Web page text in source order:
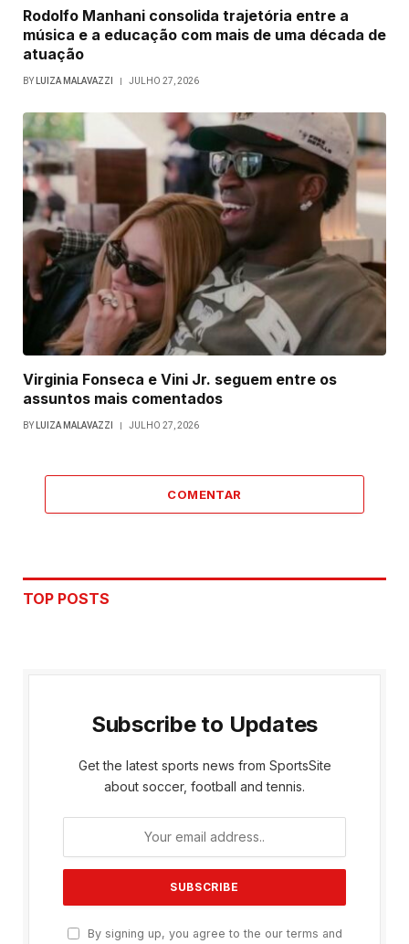
Rodolfo Manhani consolida trajetória entre a
música e a educação com mais de uma década de
atuação
BY LUIZA MALAVAZZI JULHO 27, 2026
Virginia Fonseca e Vini Jr. seguem entre os
assuntos mais comentados
BY LUIZA MALAVAZZI JULHO 27, 2026
COMENTAR
TOP POSTS
Subscribe to Updates
Get the latest sports news from SportsSite
about soccer, football and tennis.
By signing up, you agree to the our terms and